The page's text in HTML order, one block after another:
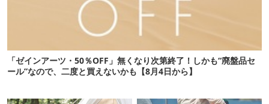
「ゼインアーツ・50％OFF」無くなり次第終了！しかも“廃盤品セ
ール”なので、二度と買えないかも【8月4日から】